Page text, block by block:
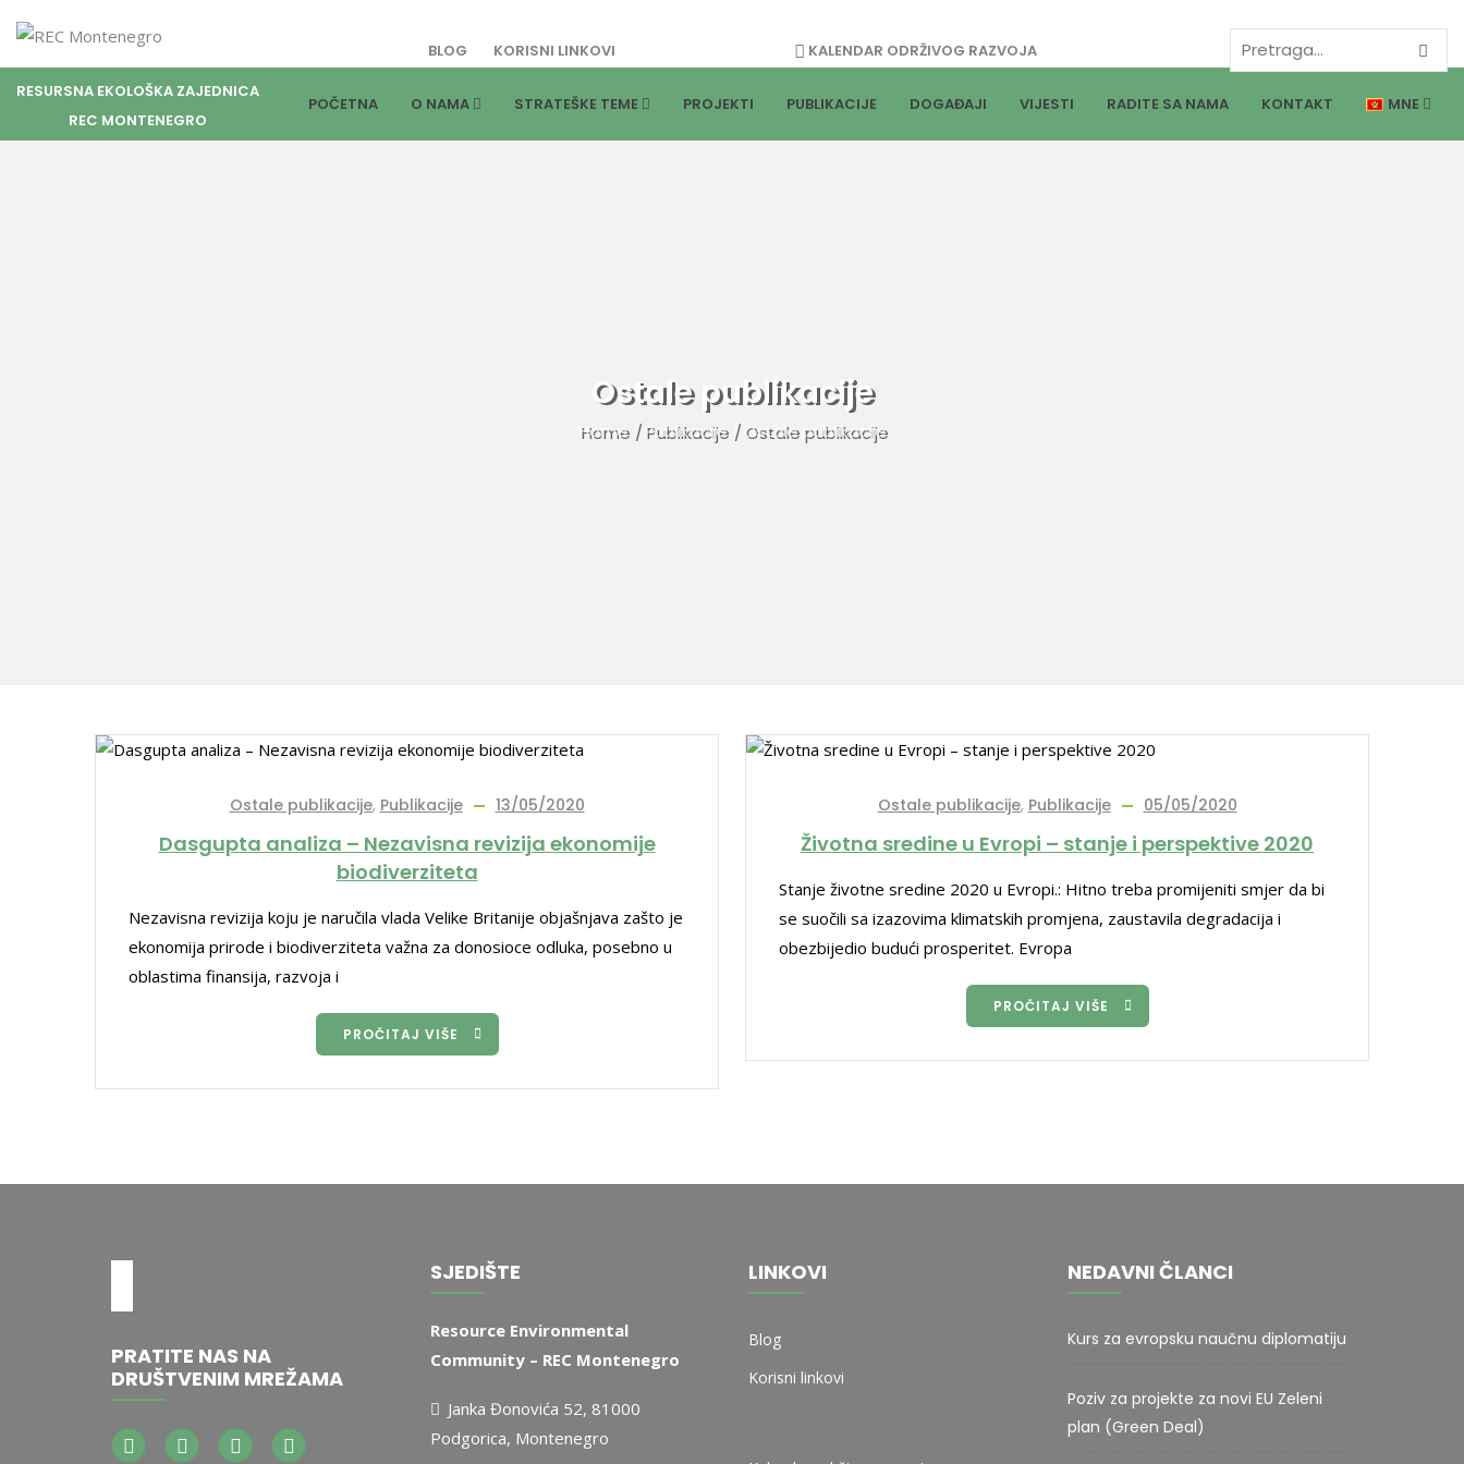
BLOG KORISNI LINKOVI
KALENDAR ODRŽIVOG RAZVOJA
RESURSNA EKOLOŠKA ZAJEDNICA
REC MONTENEGRO
POČETNA O NAMA STRATEŠKE TEME PROJEKTI PUBLIKACIJE DOGAĐAJI VIJESTI RADITE SA NAMA KONTAKT MNE
Ostale publikacije
Home/ Publikacije/ Ostale publikacije
Ostale publikacije, Publikacije 13/05/2020
Dasgupta analiza – Nezavisna revizija ekonomije
biodiverziteta
Nezavisna revizija koju je naručila vlada Velike Britanije objašnjava zašto je
ekonomija prirode i biodiverziteta važna za donosioce odluka, posebno u
oblastima finansija, razvoja i
PROČITAJ VIŠE
Ostale publikacije, Publikacije 05/05/2020
Životna sredine u Evropi – stanje i perspektive 2020
Stanje životne sredine 2020 u Evropi.: Hitno treba promijeniti smjer da bi
se suočili sa izazovima klimatskih promjena, zaustavila degradacija i
obezbijedio budući prosperitet. Evropa
PROČITAJ VIŠE
PRATITE NAS NA
DRUŠTVENIM MREŽAMA
SJEDIŠTE
Resource Environmental
Community – REC Montenegro
Janka Đonovića 52, 81000
Podgorica, Montenegro
LINKOVI
Blog
Korisni linkovi
NEDAVNI ČLANCI
Kurs za evropsku naučnu diplomatiju
Poziv za projekte za novi EU Zeleni
plan (Green Deal)